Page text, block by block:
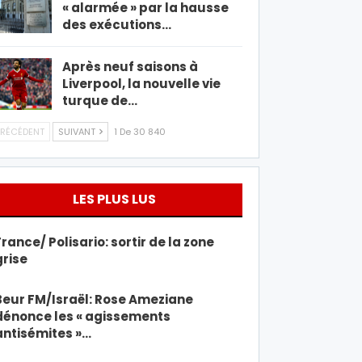
« alarmée » par la hausse
des exécutions…
Après neuf saisons à
Liverpool, la nouvelle vie
turque de…
SUIVANT 1 De 30 840
LES PLUS LUS
Polisario: sortir de la zone
FM/Israël: Rose Ameziane
les « agissements
»…